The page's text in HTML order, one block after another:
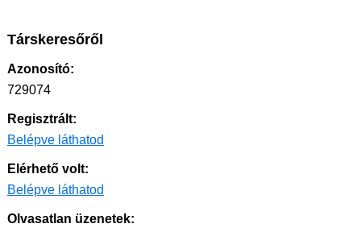
Társkeresőről
Azonosító:
729074
Regisztrált:
Belépve láthatod
Elérhető volt:
Belépve láthatod
Olvasatlan üzenetek: